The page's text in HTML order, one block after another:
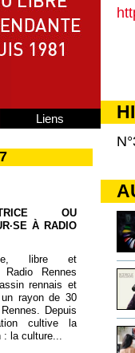
Liens
OU
À RADIO
libre et
Radio Rennes
rennais et
rayon de 30
Depuis
cultive la
: la culture...